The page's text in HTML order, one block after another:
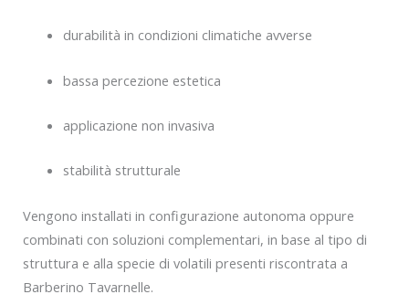
durabilità in condizioni climatiche avverse
bassa percezione estetica
applicazione non invasiva
stabilità strutturale
Vengono installati in configurazione autonoma oppure
combinati con soluzioni complementari, in base al tipo di
struttura e alla specie di volatili presenti riscontrata a
Barberino Tavarnelle.